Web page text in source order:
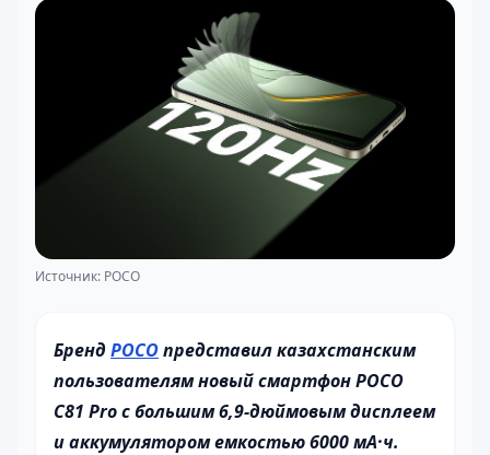
Источник: POCO
Бренд POCOпредставил казахстанским
пользователям новый смартфон POCO
C81 Pro с большим 6,9-дюймовым дисплеем
и аккумулятором емкостью 6000 мА·ч.